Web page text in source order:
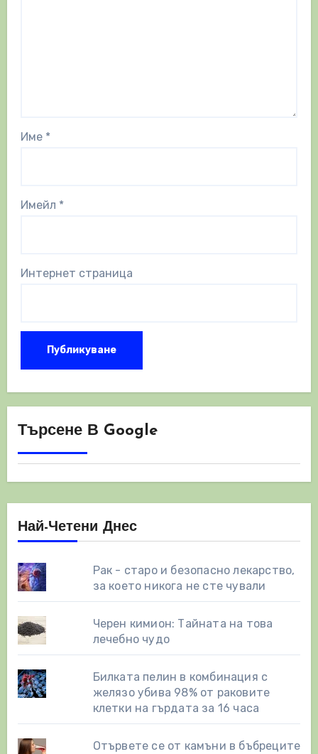
Име *
Имейл *
Интернет страница
Търсене В Google
Най-Четени Днес
Рак - старо и безопасно лекарство,
за което никога не сте чували
Черен кимион: Тайната на това
лечебно чудо
Билката пелин в комбинация с
желязо убива 98% от раковите
клетки на гърдата за 16 часа
Отървете се от камъни в бъбреците